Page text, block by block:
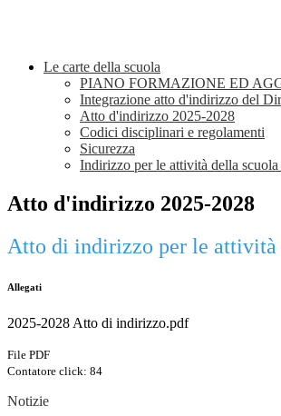
Le carte della scuola
PIANO FORMAZIONE ED
Integrazione atto d'indirizzo del
Atto d'indirizzo 2025-2028
Codici disciplinari e regolamenti
Sicurezza
Indirizzo per le attività della
Atto d'indirizzo 2025-2028
Atto di indirizzo per le attività
Allegati
2025-2028 Atto di indirizzo.pdf
File PDF
Contatore click: 84
Notizie